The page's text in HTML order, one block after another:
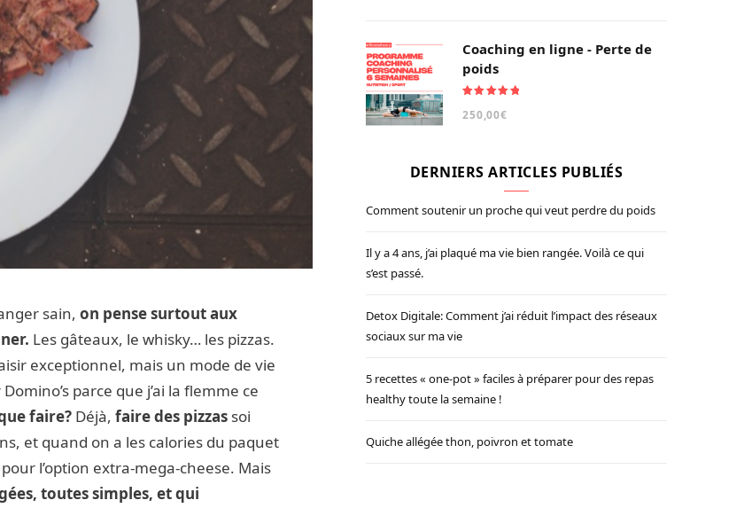
sain, on pense surtout aux
Les gâteaux, le whisky… les pizzas.
exceptionnel, mais un mode de vie
parce que j’ai la flemme ce
faire?Déjà, faire des pizzassoi
et quand on a les calories du paquet
l’option extra-mega-cheese. Mais
toutes simples, et qui
Coaching en ligne - Perte de
poids
sur 5
250,00€
DERNIERS ARTICLES PUBLIÉS
Comment soutenir un proche qui veut perdre du poids
Il y a 4 ans, j’ai plaqué ma vie bien rangée. Voilà ce qui
s’est passé.
Detox Digitale: Comment j’ai réduit l’impact des réseaux
sociaux sur ma vie
5 recettes « one-pot » faciles à préparer pour des repas
healthy toute la semaine !
Quiche allégée thon, poivron et tomate